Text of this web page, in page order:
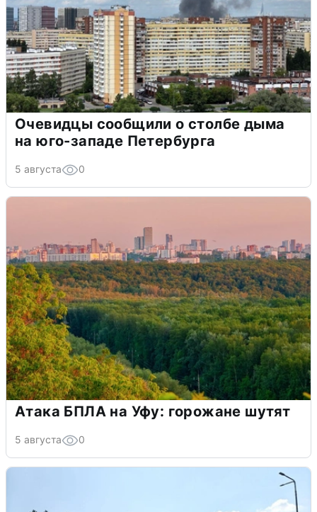
Очевидцы сообщили о столбе дыма
на юго-западе Петербурга
5 августа 0
Атака БПЛА на Уфу: горожане шутят
5 августа 0